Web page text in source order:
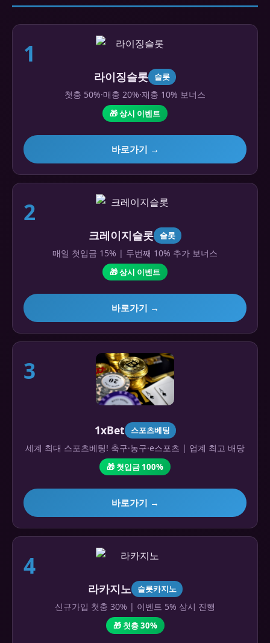
1
라이징슬롯 슬롯
첫충 50%·매충 20%·재충 10% 보너스
🎁 상시 이벤트
바로가기 →
2
크레이지슬롯 슬롯
매일 첫입금 15% | 두번째 10% 추가 보너스
🎁 상시 이벤트
바로가기 →
3
1xBet 스포츠베팅
세계 최대 스포츠베팅! 축구·농구·e스포츠 | 업계 최고 배당
🎁 첫입금 100%
바로가기 →
4
라카지노 슬롯카지노
신규가입 첫충 30% | 이벤트 5% 상시 진행
🎁 첫충 30%